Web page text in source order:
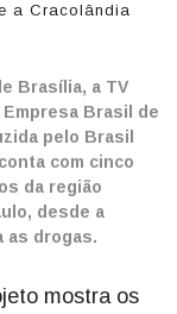
a Cracolândia
Brasília, a TV
Brasil de
pelo Brasil
com cinco
da região
desde a
as drogas.
mostra os